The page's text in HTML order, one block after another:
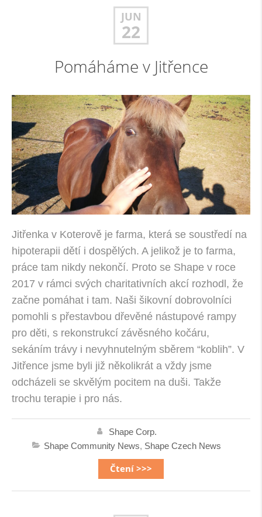
JUN
22
Pomáháme v Jitřence
Jitřenka v Koterově je farma, která se soustředí na
hipoterapii dětí i dospělých. A jelikož je to farma,
práce tam nikdy nekončí. Proto se Shape v roce
2017 v rámci svých charitativních akcí rozhodl, že
začne pomáhat i tam. Naši šikovní dobrovolníci
pomohli s přestavbou dřevěné nástupové rampy
pro děti, s rekonstrukcí závěsného kočáru,
sekáním trávy i nevyhnutelným sběrem “koblih”. V
Jitřence jsme byli již několikrát a vždy jsme
odcházeli se skvělým pocitem na duši. Takže
trochu terapie i pro nás.
Shape Corp.
Shape Community News, Shape Czech News
Čtení >>>